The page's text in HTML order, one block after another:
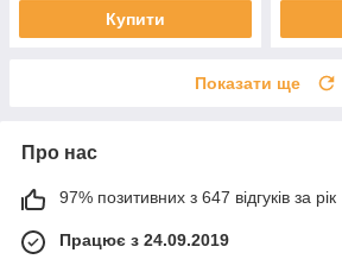
Купити
Показати ще
Про нас
97% позитивних з 647 відгуків за рік
Працює з 24.09.2019